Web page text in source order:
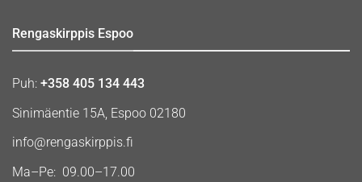
Rengaskirppis Espoo
Puh: +358 405 134 443
Sinimäentie 15A, Espoo 02180
info@rengaskirppis.fi
Ma–Pe: 09.00–17.00